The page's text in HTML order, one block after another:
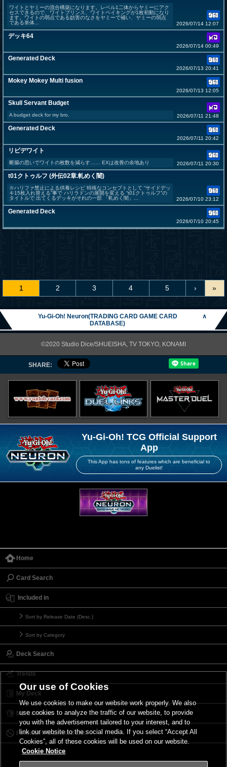
ワイトとヤミーの混合構築になります。レベル1二体からヤミーにアク
セスできるので、ワイトプリンス、ワイトベイキングが1枚初動になり
ます。ワイトの弱点である妨害のなさをヤミーで補い、ヤミーの弱点
である単体...
2026/07/14 12:07
デッキ64
2026/07/14 00:49
Generated Deck
2026/07/13 20:41
Mokey Mokey Multi fusion
2026/07/13 12:05
Skull Servant Budget
A budget deck for my bro. 2026/07/11 21:48
Generated Deck
2026/07/11 20:42
リビデワイト
断腸の思いでワイトの枚数を減らす…… EXは改善の余地あり 2026/07/11 20:30
t01クトゥルフ (外伝02章.軋めく闇)
※ハリファ禁止による供養レシピ 特殊なコンセプトとして “サイドデッ
キ15枚入れ替える”事で ハリラドンの展開を変える “t01クトゥルフ”の
タイトルで 出てくるデッキがそれの一部 「軋めく闇」...
2026/07/10 23:12
Generated Deck
2026/07/10 20:45
1 2 3 4 5 › »
Yu-Gi-Oh! Neuron(TRADING CARD GAME CARD
DATABASE)
∧
©2020 Studio Dice/SHUEISHA, TV TOKYO, KONAMI
SHARE:
Yu-Gi-Oh! TCG Official Support
App
This App has tons of features which are beneficial to
any Duelist!
Home
Card Search
Included in
Sort by Release Date (Desc.)
Sort by Category
Deck Search
Trends
My Deck
My Card List
Forbidden & Limited List
Our use of Cookies
We use cookies to make our website work properly. We also
use cookies to analyze the traffic of our website, to provide
you with the advertisement tailored to your interest, and to
link our website to the social media. If you select “Accept All
Cookies”, all of these cookies will be used on our website.
Cookie Notice